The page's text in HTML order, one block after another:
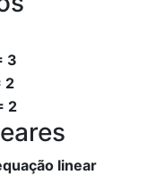
3
2
2
linear